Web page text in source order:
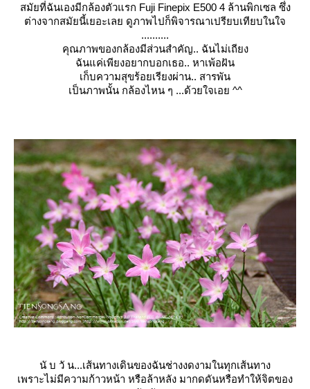
สมัยที่ฉันเองมีกล้องตัวแรก Fuji Finepix E500 4 ล้านพิกเซล ซึ่ง
ต่างจากสมัยนี้เยอะเลย ดูภาพไปก็พิจารณาเปรียบเทีบในใจ
..........
คุณภาพของกล้องมีส่วนสำคัญ.. ฉันไม่เถียง
ฉันแค่เพียงอยากบอกเธอ.. หาเพ้อฝัน
เก็บความสุขร้อยเรียงผ่าน.. สารพัน
เป็นภาพนั้น กล้องไหน ๆ ...ด้วยใจเอย ^^
นั บ วั น...เส้นทางเดินของฉันช่างงดงามในทุกเส้นทาง
เพราะไม่มีความก้าวหน้า หรือล้าหลัง มากดดันหรือทำให้จิตของ